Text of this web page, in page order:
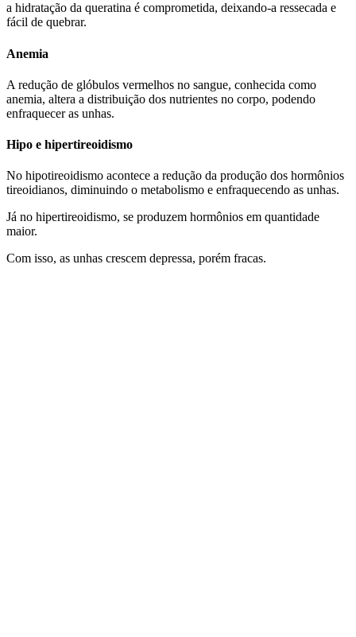
a hidratação da queratina é comprometida, deixando-a ressecada e
fácil de quebrar.
Anemia
A redução de glóbulos vermelhos no sangue, conhecida como
anemia, altera a distribuição dos nutrientes no corpo, podendo
enfraquecer as unhas.
Hipo e hipertireoidismo
No hipotireoidismo acontece a redução da produção dos hormônios
tireoidianos, diminuindo o metabolismo e enfraquecendo as unhas.
Já no hipertireoidismo, se produzem hormônios em quantidade
maior.
Com isso, as unhas crescem depressa, porém fracas.